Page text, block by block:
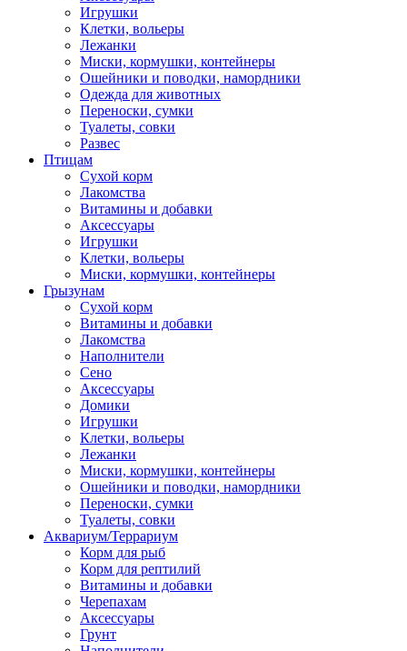
Игрушки
Клетки, вольеры
Лежанки
Миски, кормушки, контейнеры
Ошейники и поводки, намордники
Одежда для животных
Переноски, сумки
Туалеты, совки
Развес
Птицам
Сухой корм
Лакомства
Витамины и добавки
Аксессуары
Игрушки
Клетки, вольеры
Миски, кормушки, контейнеры
Грызунам
Сухой корм
Витамины и добавки
Лакомства
Наполнители
Сено
Аксессуары
Домики
Игрушки
Клетки, вольеры
Лежанки
Миски, кормушки, контейнеры
Ошейники и поводки, намордники
Переноски, сумки
Туалеты, совки
Аквариум/Террариум
Корм для рыб
Корм для рептилий
Витамины и добавки
Черепахам
Аксессуары
Грунт